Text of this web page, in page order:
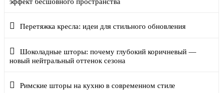
Перетяжка кресла: идеи для стильного обновления
Шоколадные шторы: почему глубокий коричневый —
новый нейтральный оттенок сезона
Римские шторы на кухню в современном стиле